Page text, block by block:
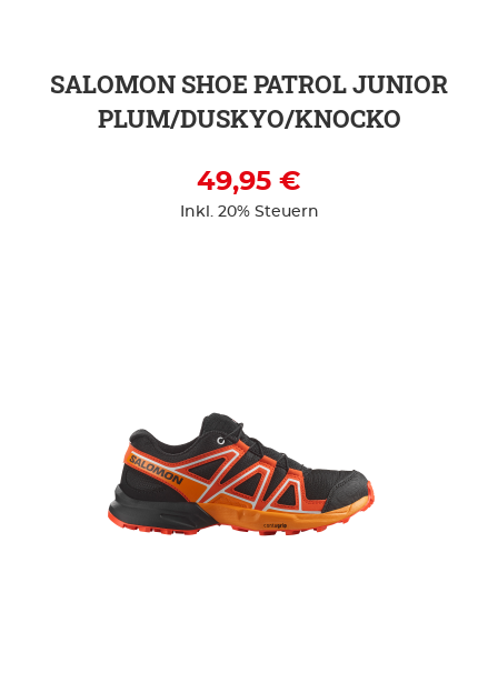
SALOMON SHOE PATROL JUNIOR
PLUM/DUSKYO/KNOCKO
49,95 €
Inkl. 20% Steuern